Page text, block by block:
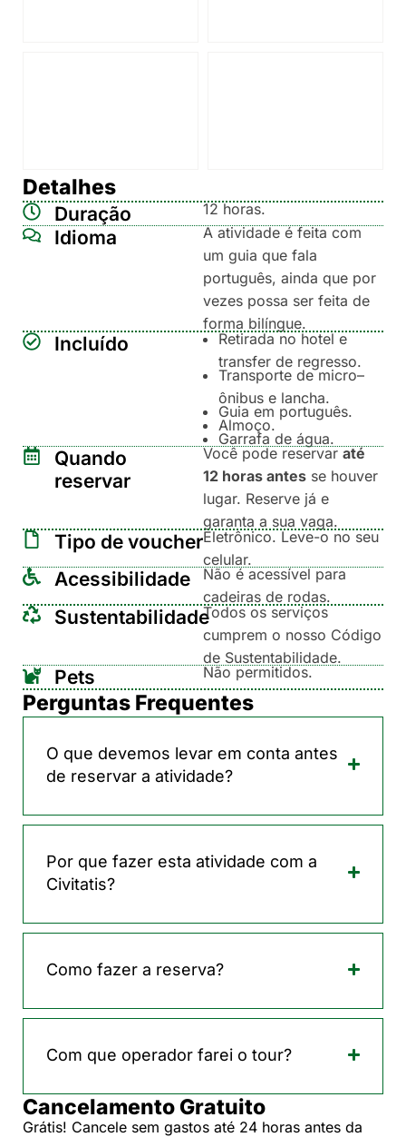
Detalhes
Duração 12 horas.
Idioma
A atividade é feita com
um guia que fala
português, ainda que por
vezes possa ser feita de
forma bilíngue.
Incluído
Retirada no hotel e
transfer de regresso.
Transporte de micro–
ônibus e lancha.
Guia em português.
Almoço.
Garrafa de água.
Quando
reservar
Você pode reservar até
12 horas antes se houver
lugar. Reserve já e
garanta a sua vaga.
Tipo de voucherEletrônico. Leve-o no seu
celular.
Acessibilidade
Não é acessível para
cadeiras de rodas.
SustentabilidadeTodos os serviços
cumprem o nosso Código
de Sustentabilidade.
Pets Não permitidos.
Perguntas Frequentes
O que devemos levar em conta antes
de reservar a atividade?
Por que fazer esta atividade com a
Civitatis?
Como fazer a reserva?
Com que operador farei o tour?
Cancelamento Gratuito
Grátis! Cancele sem gastos até 24 horas antes da